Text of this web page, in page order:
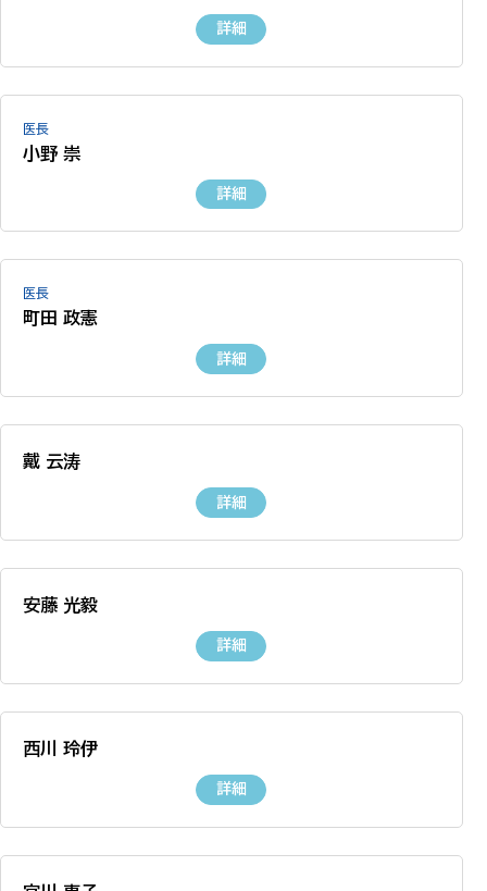
詳細
医長
小野 崇
詳細
医長
町田 政憲
詳細
戴 云涛
詳細
安藤 光毅
詳細
西川 玲伊
詳細